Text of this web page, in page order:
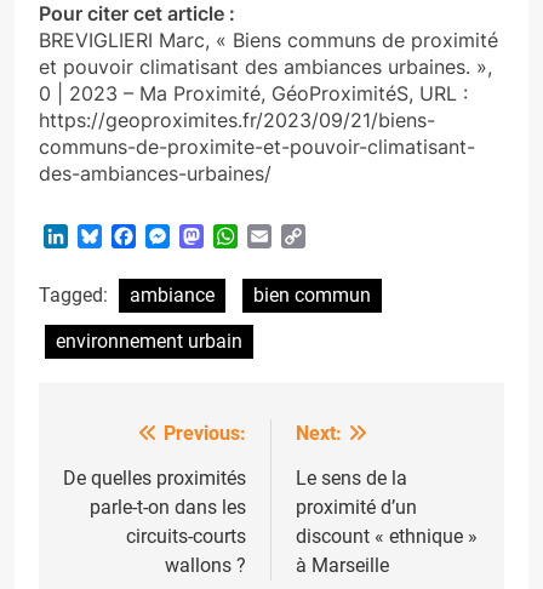
Pour citer cet article :
BREVIGLIERI Marc, « Biens communs de proximité
et pouvoir climatisant des ambiances urbaines. »,
0 | 2023 – Ma Proximité, GéoProximitéS, URL :
https://geoproximites.fr/2023/09/21/biens-
communs-de-proximite-et-pouvoir-climatisant-
des-ambiances-urbaines/
LinkedInBlueskyFacebook
Messenger
Mastodon
WhatsApp
Email
Tagged: ambiance
bien commun
environnement urbain
navigation
Previous:
De quelles proximités
parle-t-on dans les
circuits-courts
wallons ?
Next:
Le sens de la
proximité d’un
discount « ethnique »
à Marseille